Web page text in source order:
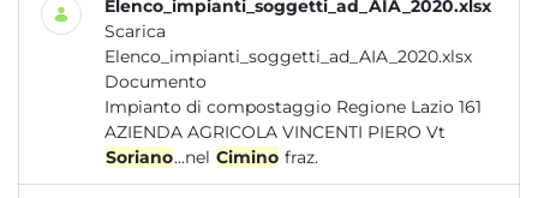
Elenco_impianti_soggetti_ad_AIA_2020.xlsx
Scarica
Elenco_impianti_soggetti_ad_AIA_2020.xlsx
Documento
Impianto di compostaggio Regione Lazio 161
AZIENDA AGRICOLA VINCENTI PIERO Vt
Soriano...nel Cimino fraz.